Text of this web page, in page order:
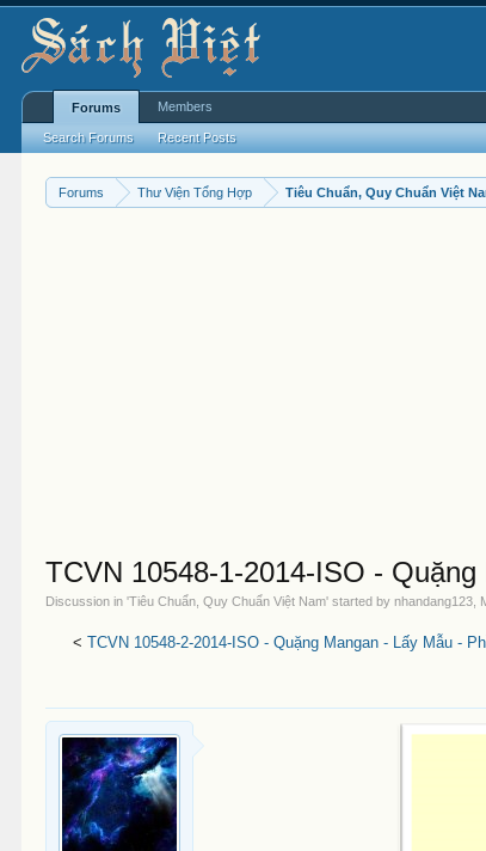
Forums Thư Viện Tổng Hợp Tiêu Chuẩn, Quy Chuẩn Việt
TCVN 10548-1-2014-ISO -
Discussion in 'Tiêu Chuẩn, Quy Chuẩn Việt Nam' started bynhandang123
< TCVN 10548-2-2014-ISO - Quặng Mangan - Lấy Mẫu -
Forums
Search Forums Recent Posts
Members